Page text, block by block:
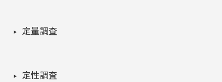
定量調査
定性調査